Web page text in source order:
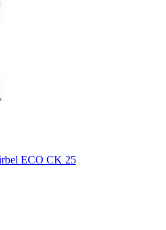
ECO CK 25